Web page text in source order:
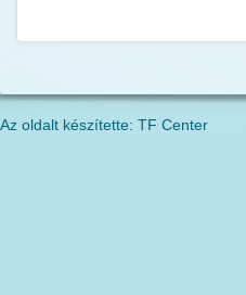
Az oldalt készítette: TF Center